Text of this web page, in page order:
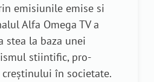
emisiunile emise si
Alfa Omega TV a
stea la baza unei
stiintific, pro-
în societate.